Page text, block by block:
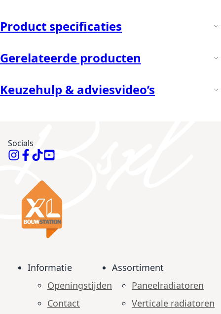
Product specificaties
Gerelateerde producten
Keuzehulp & adviesvideo’s
Socials
Informatie
Openingstijden
Contact
Assortiment
Paneelradiatoren
Verticale radiatoren